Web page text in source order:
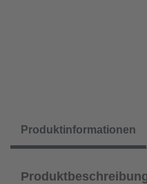
Produktinformationen